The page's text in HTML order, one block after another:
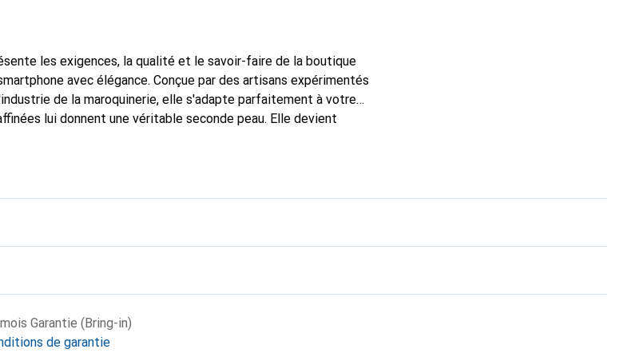
les exigences, la qualité et le savoir-faire de la boutique
avec élégance. Conçue par des artisans expérimentés
de la maroquinerie, elle s'adapte parfaitement à votre
lui donnent une véritable seconde peau. Elle devient
un choix fiable pour une clientèle exigeante.
Garantie (Bring-in)
de garantie